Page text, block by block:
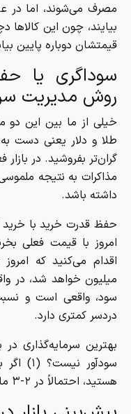
مصرف می‌شوند، اما در
بیایند، چون این کالا‌ها
قیمتشان دوباره پایین
سوداگری یا
روش مدیریت
خیلی از ما بین این دو
طلا و دلار یعنی دست به
گران‌تر بفروشید. در
مذاکرات به نتیجه
داشته باشد.
حفظ قدرت خرید با خرید
امروز با قیمت فعلی
سود، واقعی است و
دردسر کمتری دارد.
سودآور
هستید، احتمالاً در ۲-۳ ماه آینده ناامید خواهید شد.